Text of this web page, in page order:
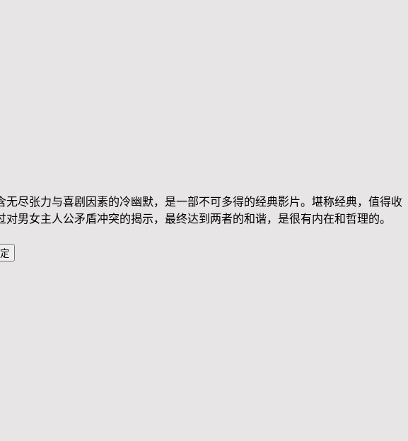
尽张力与喜剧因素的冷幽默，是一部不可多得的经典影片。堪称经典，值得收
男女主人公矛盾冲突的揭示，最终达到两者的和谐，是很有内在和哲理的。